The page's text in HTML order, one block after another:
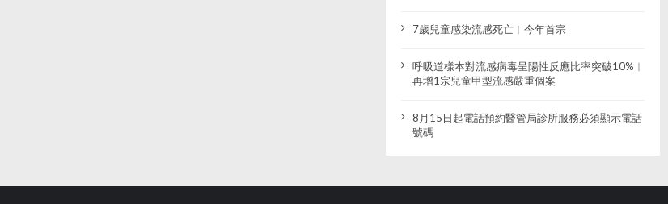
7歲兒童感染流感死亡︱今年首宗
呼吸道樣本對流感病毒呈陽性反應比率突破10%︱
再增1宗兒童甲型流感嚴重個案
8月15日起電話預約醫管局診所服務必須顯示電話
號碼